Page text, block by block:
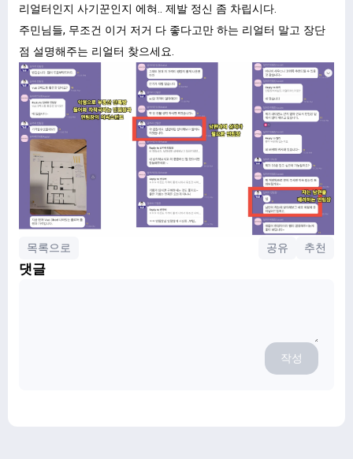
리얼터인지 사기꾼인지 에혀.. 제발 정신 좀 차립시다.
주민님들, 무조건 이거 저거 다 좋다고만 하는 리얼터 말고 장단
점 설명해주는 리얼터 찾으세요.
목록으로 공유 추천
댓글
작성